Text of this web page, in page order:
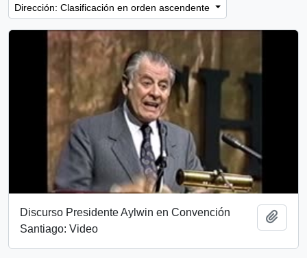
Dirección: Clasificación en orden ascendente
Discurso Presidente Aylwin en Convención
Santiago: Video